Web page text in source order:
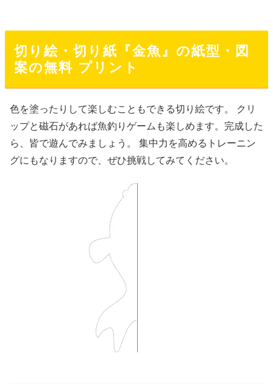
切り絵・切り紙『金魚』の紙型・図
案の無料 プリント
色を塗ったりして楽しむこともできる切り絵です。 クリ
ップと磁石があれば魚釣りゲームも楽しめます。完成した
ら、皆で遊んでみましょう。 集中力を高めるトレーニン
グにもなりますので、ぜひ挑戦してみてください。